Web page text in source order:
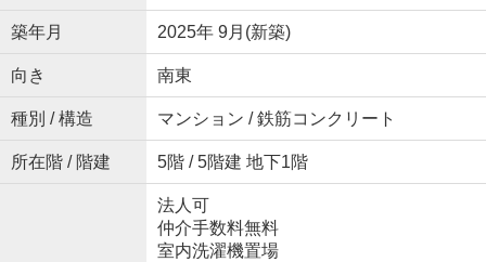
築年月 2025年 9月(新築)
向き 南東
種別 / 構造 マンション / 鉄筋コンクリート
所在階 / 階建 5階 / 5階建 地下1階
法人可
仲介手数料無料
室内洗濯機置場